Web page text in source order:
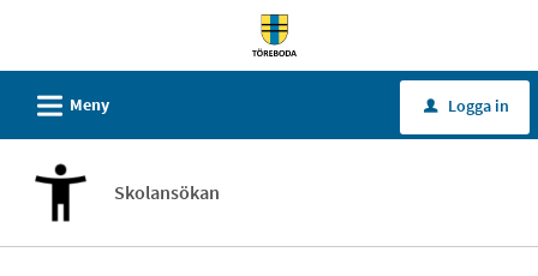
Töreboda
kommun
L Meny u Logga in
Skolansökan